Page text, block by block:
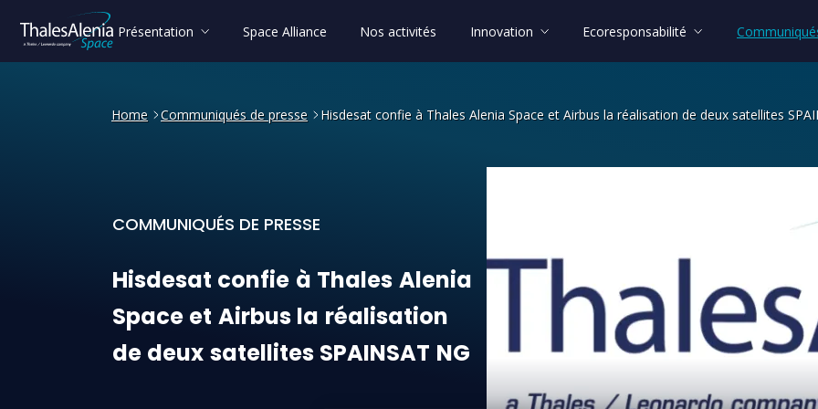
Présentation Space Alliance Nos activités Innovation Ecoresponsabilité
Home Communiqués de presse Hisdesat confie à Thales Alenia Space et Airbus la réalisation de deux satellites
COMMUNIQUÉS DE PRESSE
Hisdesat confie à Thales Alenia Space et Airbus la réalisation de
Hisdesat confie à Thales Alenia
Space et Airbus la réalisation
de deux satellites SPAINSAT NG